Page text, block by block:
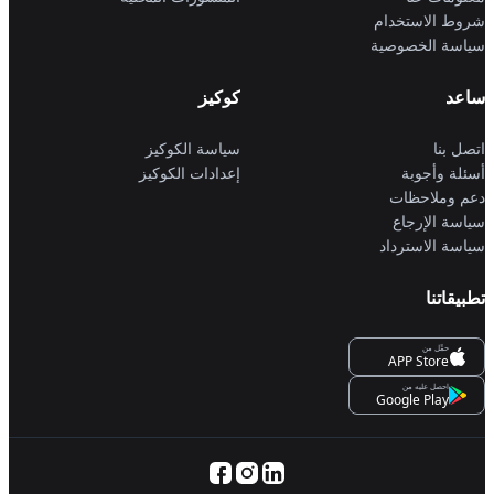
شروط الاستخدام
سياسة الخصوصية
ساعد
اتصل بنا
أسئلة وأجوبة
دعم وملاحظات
سياسة الإرجاع
سياسة الاسترداد
كوكيز
سياسة الكوكيز
إعدادات الكوكيز
تطبيقاتنا
حمِّل من
APP Store
احصل عليه من
Google Play